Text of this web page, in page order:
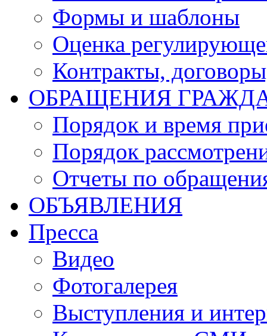
Формы и шаблоны
Оценка
Контракты,
ОБРАЩЕНИЯ
Порядок и время
Порядок
Отчеты по
ОБЪЯВЛЕНИЯ
Пресса
Видео
Фотогалерея
Выступления и